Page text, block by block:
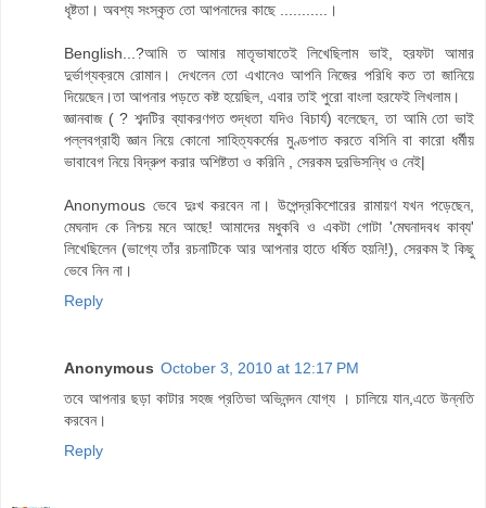
ধৃষ্টতা। অবশ্য সংস্কৃত তো আপনাদের কাছে ...........।
Benglish...?আমি ত আমার মাতৃভাষাতেই লিখেছিলাম ভাই, হরফটা আমার
দুর্ভাগ্যক্রমে রোমান। দেখলেন তো এখানেও আপনি নিজের পরিধি কত তা জানিয়ে
দিয়েছেন।তা আপনার পড়তে কষ্ট হয়েছিল, এবার তাই পুরো বাংলা হরফেই লিখলাম।
জ্ঞানবাজ ( ? শব্দটির ব্যাকরণগত শুদ্ধতা যদিও বিচার্য) বলেছেন, তা আমি তো ভাই
পল্লবগ্রাহী জ্ঞান নিয়ে কোনো সাহিত্যকর্মের মুণ্ডপাত করতে বসিনি বা কারো ধর্মীয়
ভাবাবেগ নিয়ে বিদ্রুপ করার অশিষ্টতা ও করিনি , সেরকম দুরভিসন্ধি ও নেই|
Anonymous ভেবে দুঃখ করবেন না। উপেন্দ্রকিশোরের রামায়ণ যখন পড়েছেন,
মেঘনাদ কে নিশ্চয় মনে আছে! আমাদের মধুকবি ও একটা গোটা 'মেঘনাদবধ কাব্য'
লিখেছিলেন (ভাগ্যে তাঁর রচনাটিকে আর আপনার হাতে ধর্ষিত হয়নি!), সেরকম ই কিছু
ভেবে নিন না।
Reply
Anonymous October 3, 2010 at 12:17 PM
তবে আপনার ছড়া কাটার সহজ প্রতিভা অভিনন্দন যোগ্য । চালিয়ে যান,এতে উন্নতি
করবেন।
Reply